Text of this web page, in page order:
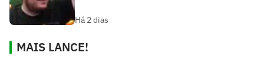
Há 2 dias
MAIS LANCE!